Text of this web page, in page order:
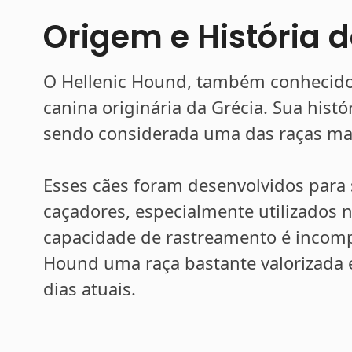
Origem e História
O Hellenic Hound, também
canina originária da Grécia. Sua
sendo considerada uma das raças
Esses cães foram desenvolvidos
caçadores, especialmente utilizados
capacidade de rastreamento é
Hound uma raça bastante
dias atuais.